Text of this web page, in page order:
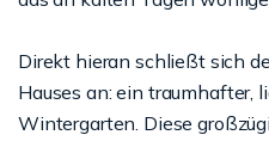
Direkt hieran schließt sich
Hauses an: ein traumhafter,
Wintergarten. Diese